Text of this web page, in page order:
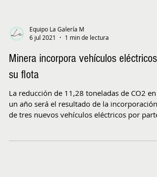
Equipo La Galería M
6 jul 2021
1 min de lectura
Minera incorpora vehículos eléctricos
su flota
La reducción de 11,28 toneladas de CO2 en
un año será el resultado de la incorporación
de tres nuevos vehículos eléctricos por parte